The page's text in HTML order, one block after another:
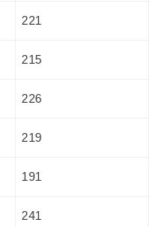
221
215
226
219
191
241